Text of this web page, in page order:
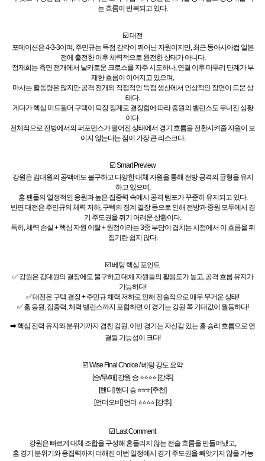
는 흐름이 반복되고 있다.
☑️ 대전
포메이션은 4-3-3이며, 주민규는 득점 감각이 뛰어난 자원이지만, 최근 동아시아컵 일본
전에 출전한 이후 체력적으로 완전한 상태가 아니다.
정재희는 측면 전개에서 날카로운 크로스를 자주 시도하나, 연결 이후 마무리 단계가 부
재한 흐름이 이어지고 있으며,
마사는 활동량은 많지만 공격 전개와 직접적인 득점 생산에서 인상적인 장면이 드문 상
태다.
게다가 핵심 미드필더 구텍이 퇴장 징계로 결장함에 따라 중원의 밸런스도 무너진 상황
이다.
전체적으로 전방에서의 퍼포먼스가 떨어진 상태에서 경기 흐름을 전환시켜줄 자원이 보
이지 않는다는 점이 가장 큰 리스크다.
☑️ Smart Preview
강원은 김대원의 공백에도 불구하고 다양한 대체 자원을 통해 전방 공격의 균형을 유지
하고 있으며,
홈 팬들의 열정적인 응원과 높은 집중력 속에서 공격 템포가 꾸준히 유지되고 있다.
반면 대전은 주민규의 체력 저하, 구텍의 징계 결장 등으로 인해 전방과 중원 모두에서 경
기 주도권을 쥐기 어려운 상황이다.
특히, 체력 손실 + 핵심 자원 이탈 + 원정이라는 3중 부담이 겹치는 시점에서 이 흐름을 뒤
집기란 쉽지 않다.
☑️ 베팅 핵심 포인트
✅ 강원은 김대원의 결장에도 불구하고 대체 자원들의 활용도가 높고, 공격 흐름 유지가
가능하다!
✅ 대전은 구텍 결장 + 주민규 체력 저하로 인해 전술적으로 매우 무거운 상태!
✅ 홈 응원, 집중력, 체력 밸런스까지 포함하면 이 경기는 강원 쪽 기대값이 월등하다!
➡️ 핵심 전력 유지와 분위기까지 겹친 강원, 이번 경기는 자신감 있는 홈 승리 흐름으로 연
결될 가능성이 크다!
☑️ Wise Final Choice / 베팅 강도 요약
[승/무/패] 강원 승 ⭐⭐⭐⭐ [강추]
[핸디] 핸디 승 ⭐⭐⭐ [추천]
[언더오버] 언더 ⭐⭐⭐⭐ [강추]
☑️ Last Comment
강원은 빠르게 대체 조합을 구성해 흔들리지 않는 전술 흐름을 만들어냈고,
홈 경기 분위기와 응집력까지 더해진 이번 일정에서 경기 주도권을 빼앗기지 않을 가능